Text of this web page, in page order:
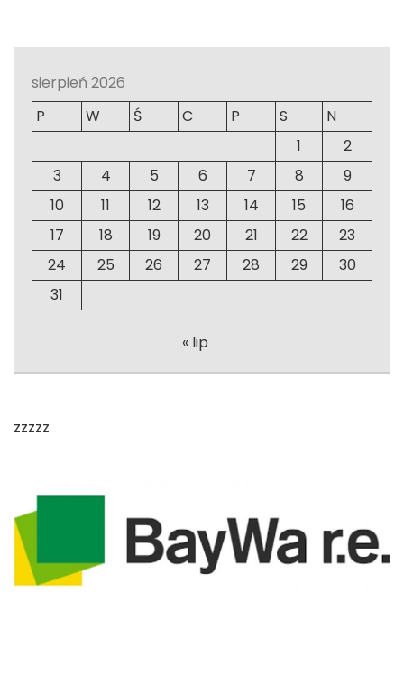
sierpień 2026
P
W Ś C P S
N
1
2
3
4 5 6 7 8
9
10
11 12 13 14 15
16
17
18 19 20 21 22
23
24
25 26 27 28 29
30
31
« lip
zzzzz